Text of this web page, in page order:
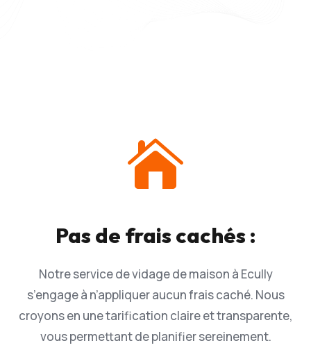

Pas de frais cachés :
Notre service de vidage de maison à Ecully
s’engage à n’appliquer aucun frais caché. Nous
croyons en une tarification claire et transparente,
vous permettant de planifier sereinement.